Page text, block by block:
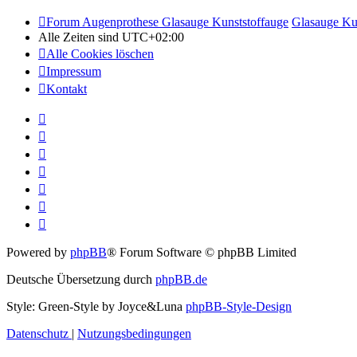
Forum Augenprothese Glasauge Kunststoffauge Glasauge
Alle Zeiten sind UTC+02:00
Alle Cookies löschen
Impressum
Kontakt
Powered by phpBB® Forum Software © phpBB Limited
Deutsche Übersetzung durch phpBB.de
Style: Green-Style by Joyce&Luna phpBB-Style-Design
Datenschutz | Nutzungsbedingungen